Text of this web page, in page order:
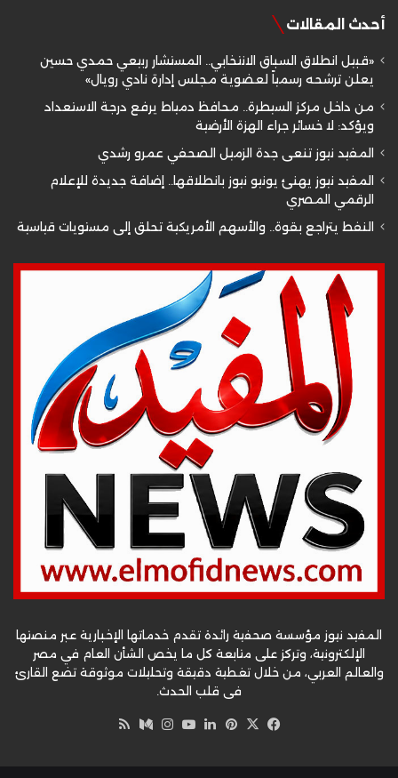
أحدث المقالات
«قبيل انطلاق السباق الانتخابي.. المستشار ربيعي حمدي حسين
يعلن ترشحه رسمياً لعضوية مجلس إدارة نادي رويال»
من داخل مركز السيطرة.. محافظ دمياط يرفع درجة الاستعداد
ويؤكد: لا خسائر جراء الهزة الأرضية
المفيد نيوز تنعى جدة الزميل الصحفي عمرو رشدي
المفيد نيوز يهنئ يونيو نيوز بانطلاقها.. إضافة جديدة للإعلام
الرقمي المصري
النفط يتراجع بقوة.. والأسهم الأمريكية تحلق إلى مستويات قياسية
المفيد نيوز مؤسسة صحفية رائدة تقدم خدماتها الإخبارية عبر منصتها
الإلكترونية، وتركز على متابعة كل ما يخص الشأن العام في مصر
والعالم العربي، من خلال تغطية دقيقة وتحليلات موثوقة تضع القارئ
في قلب الحدث.
فيسبوك
‫X بينتيريست
لينكدإن‫YouTube
انستقرام
وسط